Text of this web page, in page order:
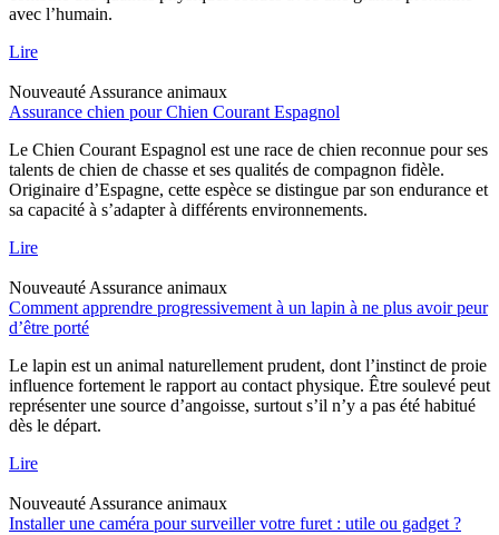
avec l’humain.
Lire
Nouveauté Assurance animaux
Assurance chien pour Chien Courant Espagnol
Le Chien Courant Espagnol est une race de chien reconnue pour ses
talents de chien de chasse et ses qualités de compagnon fidèle.
Originaire d’Espagne, cette espèce se distingue par son endurance et
sa capacité à s’adapter à différents environnements.
Lire
Nouveauté Assurance animaux
Comment apprendre progressivement à un lapin à ne plus avoir peur
d’être porté
Le lapin est un animal naturellement prudent, dont l’instinct de proie
influence fortement le rapport au contact physique. Être soulevé peut
représenter une source d’angoisse, surtout s’il n’y a pas été habitué
dès le départ.
Lire
Nouveauté Assurance animaux
Installer une caméra pour surveiller votre furet : utile ou gadget ?